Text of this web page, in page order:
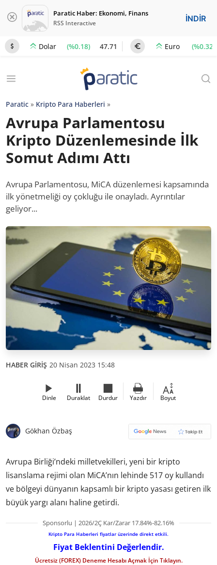
Paratic Haber: Ekonomi, Finans
RSS Interactive İNDİR
Dolar (%0.18) 47.71 Euro (%0.32)
Paratic » Kripto Para Haberleri »
Avrupa Parlamentosu
Kripto Düzenlemesinde İlk
Somut Adımı Attı
Avrupa Parlamentosu, MiCA düzenlemesi kapsamında
ilk yönetmeliği oy çokluğu ile onayladı. Ayrıntılar
geliyor...
HABER GİRİŞ 20 Nisan 2023 15:48
Dinle Duraklat Durdur Yazdır Boyut
Gökhan Özbaş
Avrupa Birliği’ndeki milletvekilleri, yeni bir kripto
lisanslama rejimi olan MiCA’nın lehinde 517 oy kullandı
ve bölgeyi dünyanın kapsamlı bir kripto yasası getiren ilk
büyük yargı alanı haline getirdi.
Sponsorlu | 2026/2Ç Kar/Zarar 17.84%-82.16%
Kripto Para Haberleri fiyatlar üzerinde direkt etkili.
Fiyat Beklentini Değerlendir.
Ücretsiz (FOREX) Deneme Hesabı Açmak İçin Tıklayın.